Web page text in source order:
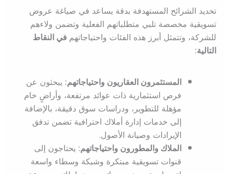
تحديد الشرائح المستهدفة بدقة يساعد في صياغة عروض
تسويقية مخصصة تلبي متطلباتهم الفعلية وتضمن ولاءهم
للشركة، وتتمثل أبرز هذه الفئات واحتياجاتهمفي النقاط
التالية:
المستثمرون العقاريون واحتياجاتهم:يبحثون عن
فرص استثمارية ذات عوائد مرتفعة، وأراضٍ خام
مؤهلة للتطوير، ودراسات سوق دقيقة، بالإضافة
إلى خدمات إدارة أملاك احترافية تضمن تدفق
الإيرادات وصيانة الأصول.
الملاك والمطورون واحتياجاتهم:يحتاجون إلى
قنوات تسويقية مبتكرة وشبكة وسطاء واسعة